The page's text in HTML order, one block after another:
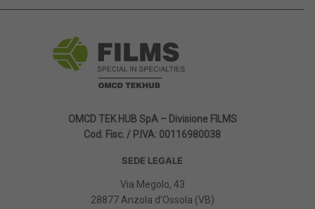
OMCD TEK HUB SpA – Divisione FILMS
Cod. Fisc. / P.IVA: 00116980038
SEDE LEGALE
Via Megolo, 43
28877 Anzola d’Ossola (VB)